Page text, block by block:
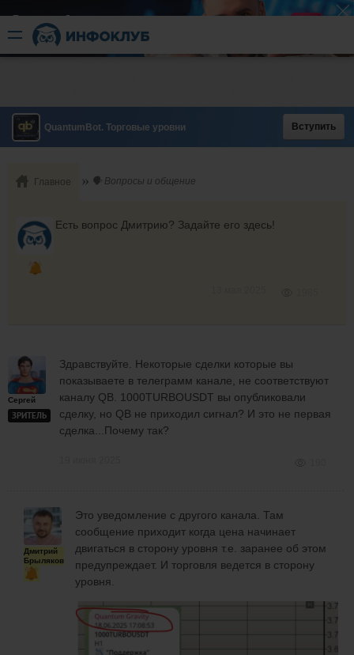
Быстрый разгон
​в короткие сроки
QuantumBot. Торговые уровни Вступить
Главное 🗣️ Вопросы и общение
Есть вопрос Дмитрию? Задайте его здесь!
Сергей
ЗРИТЕЛЬ
Здравствуйте. Некоторые сделки которые вы
показываете в телеграмм канале, не соответствуют
каналу QB. 1000TURBOUSDT вы опубликовали
сделку, но QB не приходил сигнал? И это не первая
сделка...Почему так?
Дмитрий
Брыляков
Это уведомление с другого канала. Там
сообщение приходит когда цена начинает
двигаться в сторону уровня т.е. заранее об этом
предупреждает. И торговля ведется в сторону
уровня.